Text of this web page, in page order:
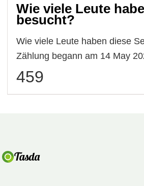
Wie viele Leute
besucht?
Wie viele Leute haben diese
Zählung begann am 14 May
459